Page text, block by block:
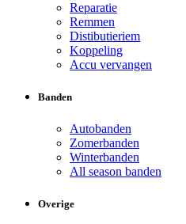
Reparatie
Remmen
Distibutieriem
Koppeling
Accu vervangen
Banden
Autobanden
Zomerbanden
Winterbanden
All season banden
Overige